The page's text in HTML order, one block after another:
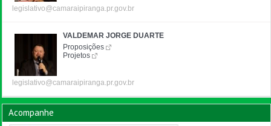
legislativo@camaraipiranga.pr.gov.br
VALDEMAR JORGE DUARTE
Proposições
Projetos
legislativo@camaraipiranga.pr.gov.br
Acompanhe